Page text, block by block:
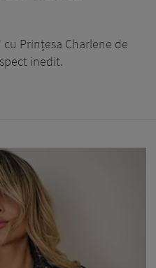
Prințesa Charlene de
inedit.